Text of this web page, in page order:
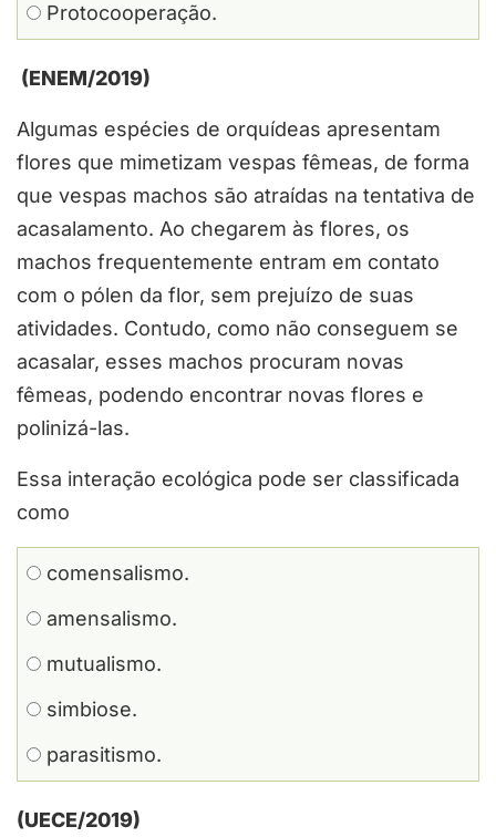
Protocooperação.
(ENEM/2019)
Algumas espécies de orquídeas apresentam
flores que mimetizam vespas fêmeas, de forma
que vespas machos são atraídas na tentativa de
acasalamento. Ao chegarem às flores, os
machos frequentemente entram em contato
com o pólen da flor, sem prejuízo de suas
atividades. Contudo, como não conseguem se
acasalar, esses machos procuram novas
fêmeas, podendo encontrar novas flores e
polinizá-las.
Essa interação ecológica pode ser classificada
como
comensalismo.
amensalismo.
mutualismo.
simbiose.
parasitismo.
(UECE/2019)